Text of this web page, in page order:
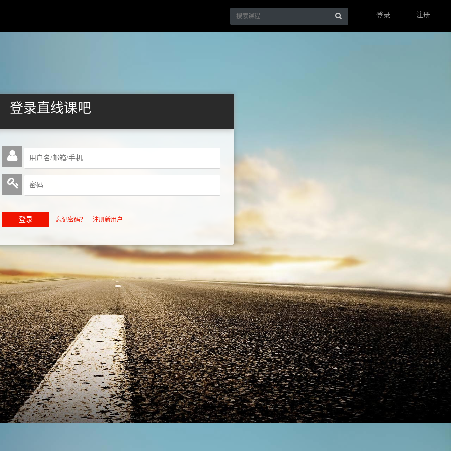
登录 注册
登录直线课吧
忘记密码？ 注册新用户